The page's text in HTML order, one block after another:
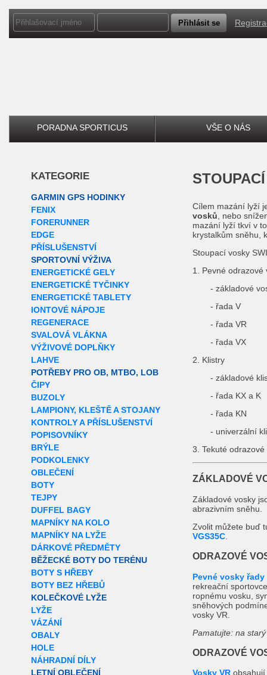
PORADNA SPORTICUS VŠE O NÁS
KATEGORIE
GARMIN GPS HODINKY
FENIX
FORERUNNER
EDGE
PŘÍSLUŠENSTVÍ
SPORTOVNÍ VÝŽIVA
ENERGETICKÉ GELY
ENERGETICKÉ TYČINKY
ENERGETICKÉ TABLETY
IONTOVÉ NÁPOJE
REGENERACE
SVALOVÁ VLÁKNA
VÝŽIVOVÉ DOPLŇKY
LAHVE
POTŘEBY PRO OB, MTBO, LOB
ČIPY
BUZOLY
LAMPIONY, KLEŠTĚ A STOJANY
KONTROLY A PŘÍSLUŠENSTVÍ
POPISOVNÍKY
BRÝLE
PODKOLENKY
OBLEČENÍ
BOTY
TEJPY
DUFFEL BAGY
MAPNÍKY NA KOLO
MAPNÍKY NA LYŽE
DÁRKOVÉ PŘEDMĚTY
BĚŽECKÉ BOTY DO TERÉNU
BOTY S HŘEBY
BOTY BEZ HŘEBŮ
KOLEČKOVÉ LYŽE
LYŽE
VÁZÁNÍ
OBALY
HOLE
NÁHRADNÍ DÍLY
LETNÍ OBLEČENÍ
Cílem mazání lyží
vosků , nebo
mazání lyží tkví v
krystalkům sněhu,
Stoupací vosky
1. Pevné odrazové
- základové
- řada V
- řada VR
- řada VX
2. Klistry
- základové
- řada KX a K
- řada KN
- univerzální
3. Tekuté
ZÁKLADOVÉ
Základové vosky
abrazivním sněhu.
Zvolit můžete buď
VGS35C
ODRAZOVÉ
Pevné vosky řady
rekreační
ropnému vosku,
sněhových
vosky VR.
Pamatujte: na
ODRAZOVÉ
Vosky VR obsahují